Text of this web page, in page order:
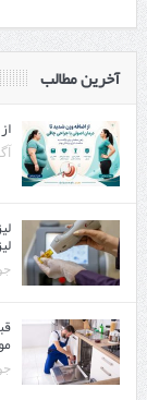
آخرین مطالب